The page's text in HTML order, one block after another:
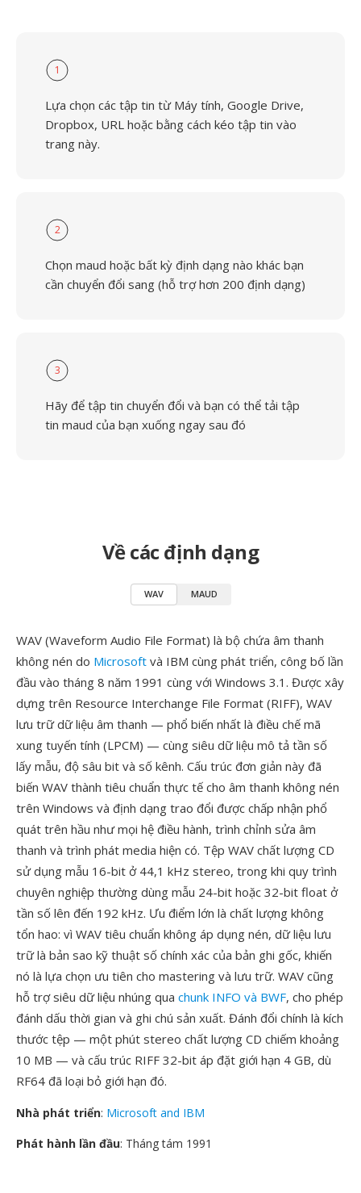
1
Lựa chọn các tập tin từ Máy tính, Google Drive,
Dropbox, URL hoặc bằng cách kéo tập tin vào
trang này.
2
Chọn maud hoặc bất kỳ định dạng nào khác bạn
cần chuyển đổi sang (hỗ trợ hơn 200 định dạng)
3
Hãy để tập tin chuyển đổi và bạn có thể tải tập
tin maud của bạn xuống ngay sau đó
Về các định dạng
WAV MAUD
WAV (Waveform Audio File Format) là bộ chứa âm thanh
không nén do Microsoft và IBM cùng phát triển, công bố lần
đầu vào tháng 8 năm 1991 cùng với Windows 3.1. Được xây
dựng trên Resource Interchange File Format (RIFF), WAV
lưu trữ dữ liệu âm thanh — phổ biến nhất là điều chế mã
xung tuyến tính (LPCM) — cùng siêu dữ liệu mô tả tần số
lấy mẫu, độ sâu bit và số kênh. Cấu trúc đơn giản này đã
biến WAV thành tiêu chuẩn thực tế cho âm thanh không nén
trên Windows và định dạng trao đổi được chấp nhận phổ
quát trên hầu như mọi hệ điều hành, trình chỉnh sửa âm
thanh và trình phát media hiện có. Tệp WAV chất lượng CD
sử dụng mẫu 16-bit ở 44,1 kHz stereo, trong khi quy trình
chuyên nghiệp thường dùng mẫu 24-bit hoặc 32-bit float ở
tần số lên đến 192 kHz. Ưu điểm lớn là chất lượng không
tổn hao: vì WAV tiêu chuẩn không áp dụng nén, dữ liệu lưu
trữ là bản sao kỹ thuật số chính xác của bản ghi gốc, khiến
nó là lựa chọn ưu tiên cho mastering và lưu trữ. WAV cũng
hỗ trợ siêu dữ liệu nhúng qua chunk INFO và BWF, cho phép
đánh dấu thời gian và ghi chú sản xuất. Đánh đổi chính là kích
thước tệp — một phút stereo chất lượng CD chiếm khoảng
10 MB — và cấu trúc RIFF 32-bit áp đặt giới hạn 4 GB, dù
RF64 đã loại bỏ giới hạn đó.
Nhà phát triển: Microsoft and IBM
Phát hành lần đầu: Tháng tám 1991